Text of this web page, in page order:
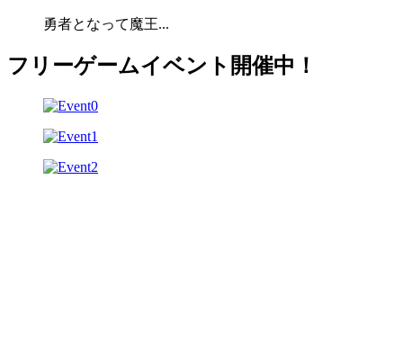
勇者となって魔王...
フリーゲームイベント開催中！